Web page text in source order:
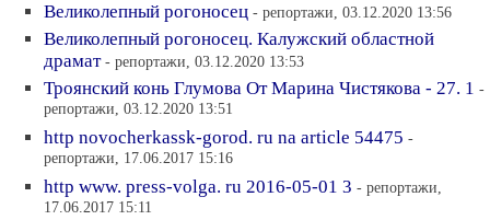
Великолепный рогоносец - репортажи, 03.12.2020 13:56
Великолепный рогоносец. Калужский областной
драмат - репортажи, 03.12.2020 13:53
Троянский конь Глумова От Марина Чистякова - 27. 1 -
репортажи, 03.12.2020 13:51
http novocherkassk-gorod. ru na article 54475 -
репортажи, 17.06.2017 15:16
http www. press-volga. ru 2016-05-01 3 - репортажи,
17.06.2017 15:11